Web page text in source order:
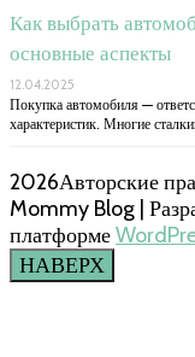
Как выбрать
основные аспекты
12.04.2025
Покупка автомобиля —
характеристик. Многие
2026Авторские
Mommy Blog |
платформе
НАВЕРХ